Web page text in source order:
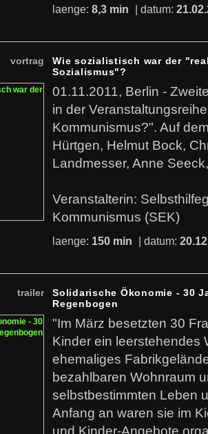
laenge: 8,3 min | datum:
vortrag
Wie sozialistisch war der
Sozialismus"?
01.11.2011, Berlin -
in der
Kommunismus?". Auf
Hürtgen, Helmut Bock,
Landmesser, Anne
Veranstalterin:
Kommunismus (SEK)
laenge: 150 min | datum:
trailer
Solidarische Ökonomie - 30
Regenbogen
"Im März besetzten 30
Kinder ein leerstehendes
ehemaliges
bezahlbaren Wohnraum
selbstbestimmten Leben
Anfang an waren sie im
und Kinder-Angebote